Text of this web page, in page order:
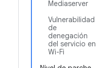
Mediaserver
Vulnerabilidad
de
denegación
del servicio en
Wi-Fi